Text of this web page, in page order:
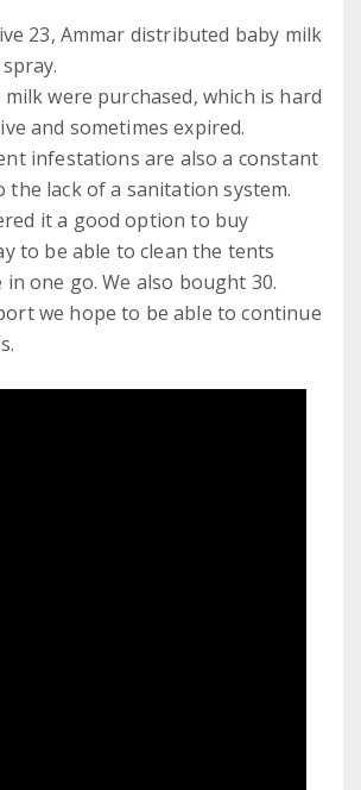
23, Ammar distributed baby milk
were purchased, which is hard
and sometimes expired.
infestations are also a constant
the lack of a sanitation system.
it a good option to buy
to be able to clean the tents
one go. We also bought 30.
we hope to be able to continue